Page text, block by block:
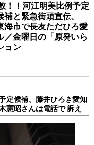
！！河江明美比例予定
と緊急街頭宣伝、
海市で長友ただひろ愛
／金曜日の「原発いら
ョン
定候補、藤井ひろき愛知
憲昭さんは電話で 訴え